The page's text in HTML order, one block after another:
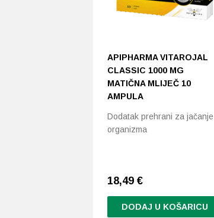
APIPHARMA VITAROJAL
CLASSIC 1000 MG
MATIČNA MLIJEČ 10
AMPULA
Dodatak prehrani za jačanje
organizma
18,49 €
DODAJ U KOŠARICU